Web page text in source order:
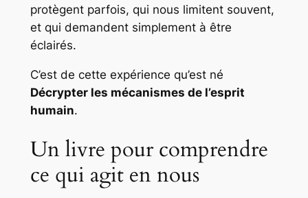
protègent parfois, qui nous limitent souvent,
et qui demandent simplement à être
éclairés.
C’est de cette expérience qu’est né
Décrypter les mécanismes de l’esprit
humain.
Un livre pour comprendre
ce qui agit en nous